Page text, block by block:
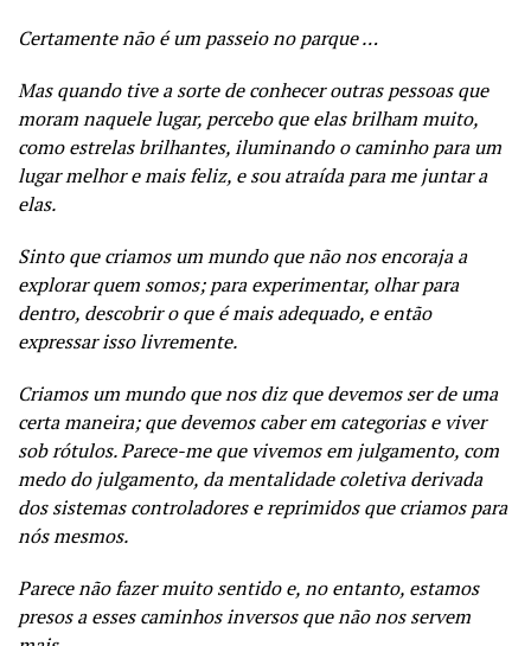
Certamente não é um passeio no parque …
Mas quando tive a sorte de conhecer outras pessoas que
moram naquele lugar, percebo que elas brilham muito,
como estrelas brilhantes, iluminando o caminho para um
lugar melhor e mais feliz, e sou atraída para me juntar a
elas.
Sinto que criamos um mundo que não nos encoraja a
explorar quem somos; para experimentar, olhar para
dentro, descobrir o que é mais adequado, e então
expressar isso livremente.
Criamos um mundo que nos diz que devemos ser de uma
certa maneira; que devemos caber em categorias e viver
sob rótulos. Parece-me que vivemos em julgamento, com
medo do julgamento, da mentalidade coletiva derivada
dos sistemas controladores e reprimidos que criamos para
nós mesmos.
Parece não fazer muito sentido e, no entanto, estamos
presos a esses caminhos inversos que não nos servem